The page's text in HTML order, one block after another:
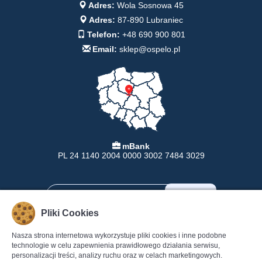
Adres: Wola Sosnowa 45
Adres: 87-890 Lubraniec
Telefon: +48 690 900 801
Email: sklep@ospelo.pl
mBank
PL 24 1140 2004 0000 3002 7484 3029
INFORMACJE
Formy Płatności
POMOC
Pomoc
Pliki Cookies
Nasza strona internetowa wykorzystuje pliki cookies i inne podobne
technologie w celu zapewnienia prawidłowego działania serwisu,
personalizacji treści, analizy ruchu oraz w celach marketingowych.